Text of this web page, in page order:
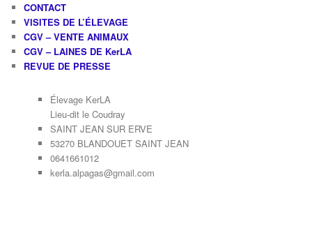
CONTACT
VISITES DE L’ÉLEVAGE
CGV – VENTE ANIMAUX
CGV – LAINES DE KerLA
REVUE DE PRESSE
Élevage KerLA
Lieu-dit le Coudray
SAINT JEAN SUR ERVE
53270 BLANDOUET SAINT JEAN
0641661012
kerla.alpagas@gmail.com